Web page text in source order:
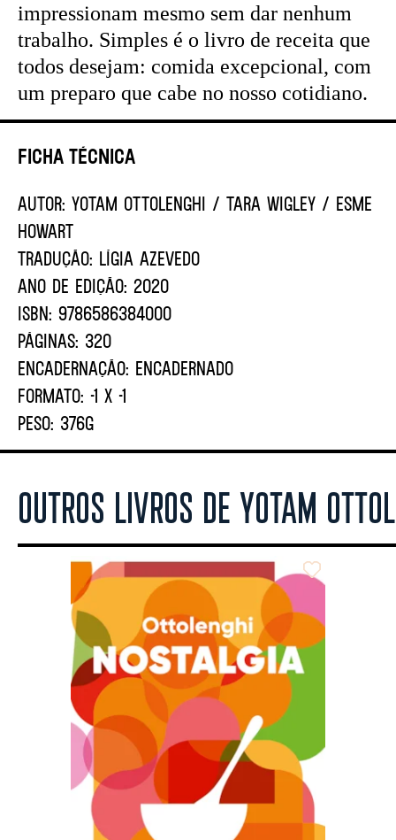
Ficha Técnica
AUTOR: YOTAM OTTOLENGHI / Tara Wigley / Esme
Howart
TRADUÇÃO: LÍGIA AZEVEDO
ANO DE EDIÇÃO: 2020
ISBN: 9786586384000
PÁGINAS: 320
ENCADERNAÇÃO: ENCADERNADO
FORMATO: -1 X -1
PESO: 376G
impressionam mesmo sem dar nenhum
trabalho. Simples é o livro de receita que
todos desejam: comida excepcional, com
um preparo que cabe no nosso cotidiano.
OUTROS LIVROS DE YOTAM